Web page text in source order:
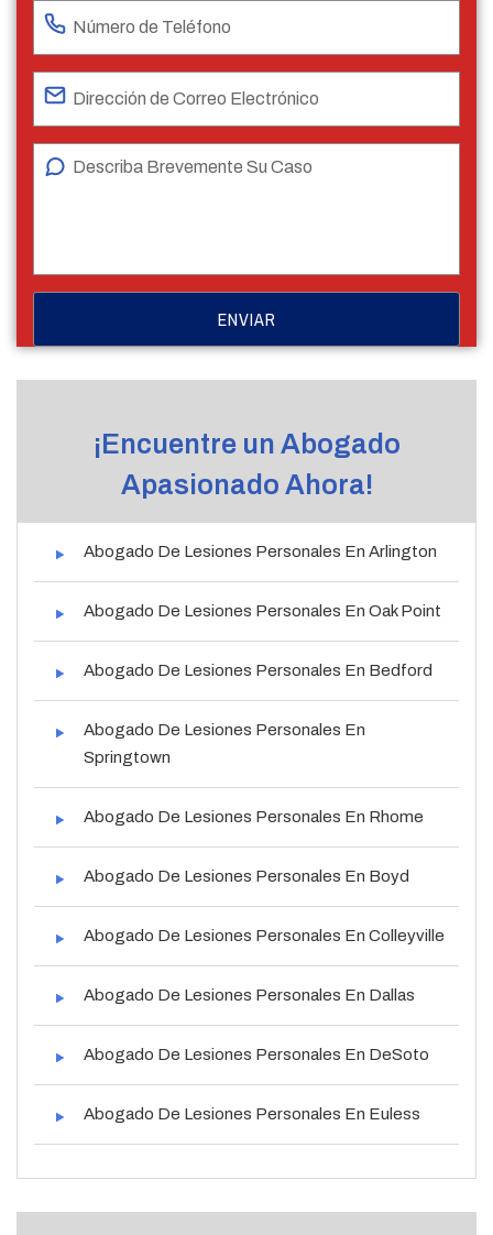
¡Encuentre un Abogado
Apasionado Ahora!
Abogado De Lesiones Personales En Arlington
Abogado De Lesiones Personales En Oak Point
Abogado De Lesiones Personales En Bedford
Abogado De Lesiones Personales En
Springtown
Abogado De Lesiones Personales En Rhome
Abogado De Lesiones Personales En Boyd
Abogado De Lesiones Personales En Colleyville
Abogado De Lesiones Personales En Dallas
Abogado De Lesiones Personales En DeSoto
Abogado De Lesiones Personales En Euless